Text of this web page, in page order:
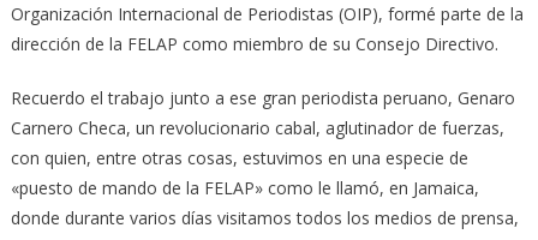
Organización Internacional de Periodistas (OIP), formé parte de la
dirección de la FELAP como miembro de su Consejo Directivo.
Recuerdo el trabajo junto a ese gran periodista peruano, Genaro
Carnero Checa, un revolucionario cabal, aglutinador de fuerzas,
con quien, entre otras cosas, estuvimos en una especie de
«puesto de mando de la FELAP» como le llamó, en Jamaica,
donde durante varios días visitamos todos los medios de prensa,